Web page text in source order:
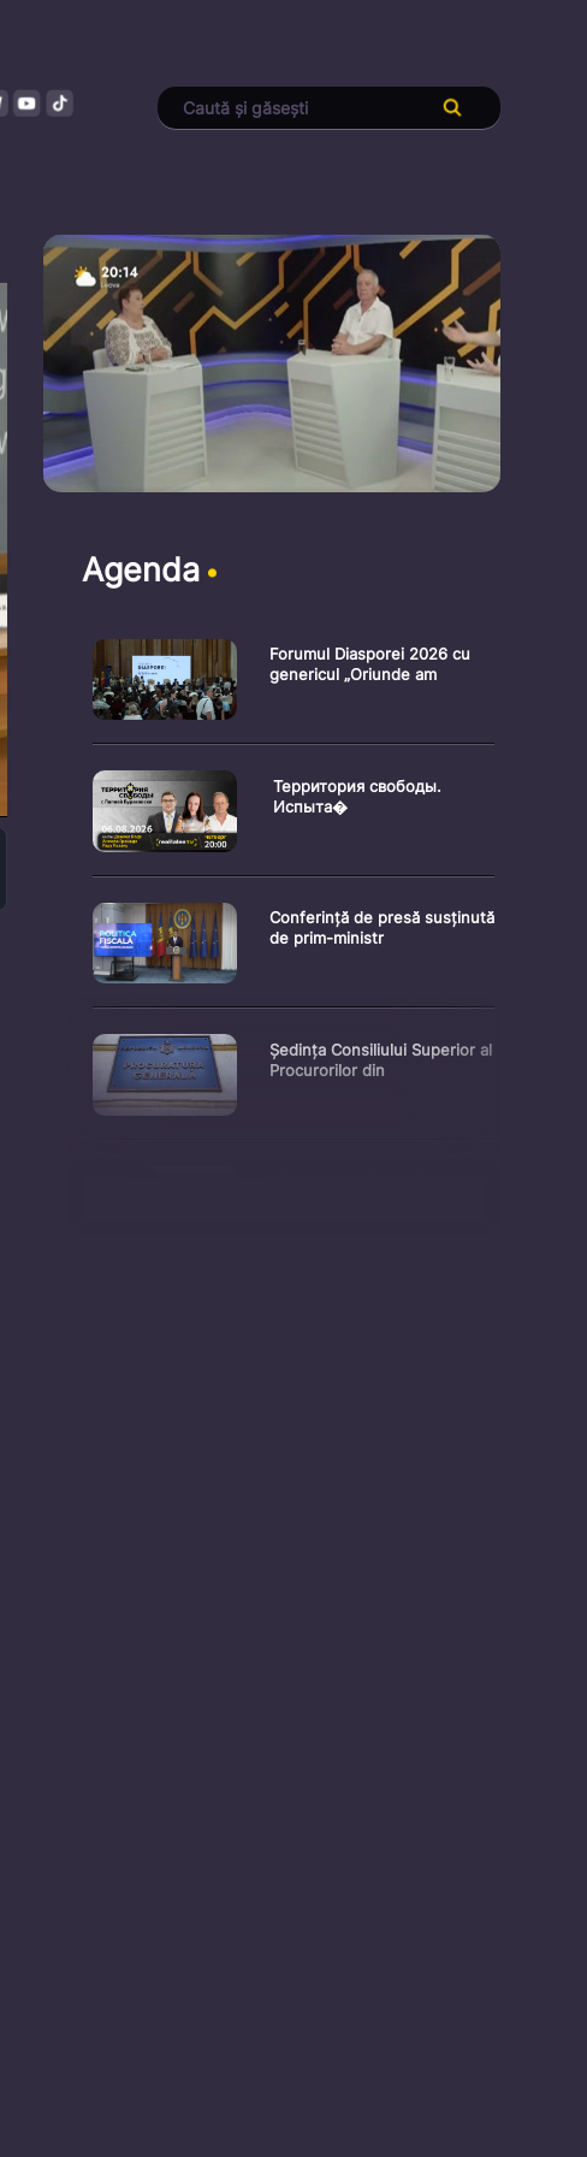
Agenda
Forumul Diasporei 2026 cu
genericul „Oriunde am
Территория свободы.
Испыта�
Conferință de presă susținută
de prim-ministr
Ședința Consiliului Superior al
Procurorilor din